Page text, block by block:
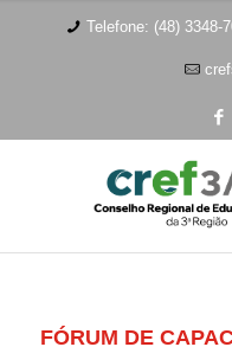
Telefone: (48) 3348-
FÓRUM DE